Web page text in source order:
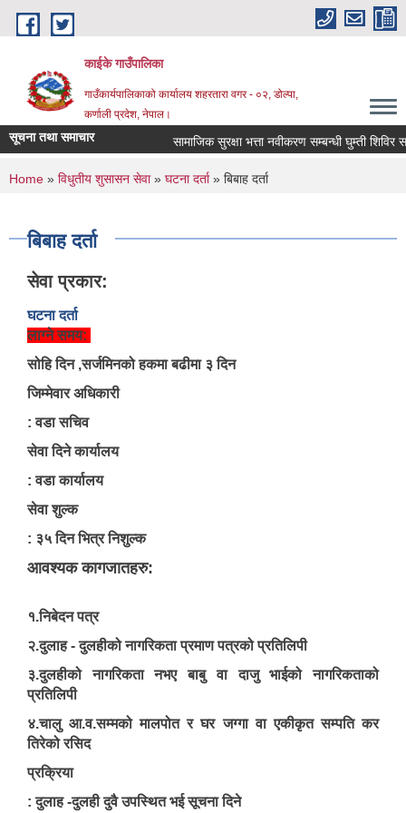
Skip to main content
काईके गाउँपालिका
गाउँकार्यपालिकाको कार्यालय शहरतारा वगर - ०२, डोल्पा,
कर्णाली प्रदेश, नेपाल।
सूचना तथा समाचार सामाजिक सुरक्षा भत्ता नवीकरण सम्बन्धी घुम्ती
You are here
Home » विधुतीय शुसासन सेवा» घटना दर्ता» बिबाह दर्ता
बिबाह दर्ता
सेवा प्रकार:
घटना दर्ता
लाग्ने समय:
सोहि दिन ,सर्जमिनको हकमा बढीमा ३ दिन
जिम्मेवार अधिकारी
: वडा सचिव
सेवा दिने कार्यालय
: वडा कार्यालय
सेवा शुल्क
: ३५ दिन भित्र निशुल्क
आवश्यक कागजातहरु:
१.निबेदन पत्र
२.दुलाह - दुलहीको नागरिकता प्रमाण पत्रको प्रतिलिपी
३.दुलहीको नागरिकता नभए बाबु वा दाजु भाईको नागरिकताको
प्रतिलिपी
४.चालु आ.व.सम्मको मालपोत र घर जग्गा वा एकीकृत सम्पति कर
तिरेको रसिद
प्रक्रिया
: दुलाह -दुलही दुवै उपस्थित भई सूचना दिने